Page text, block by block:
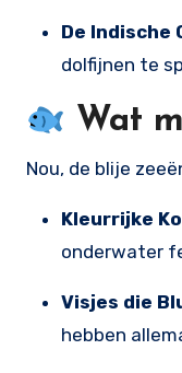
De Indische
dolfijnen te
Wat
Nou, de blije
Kleurrijke
onderwater
Visjes die
hebben